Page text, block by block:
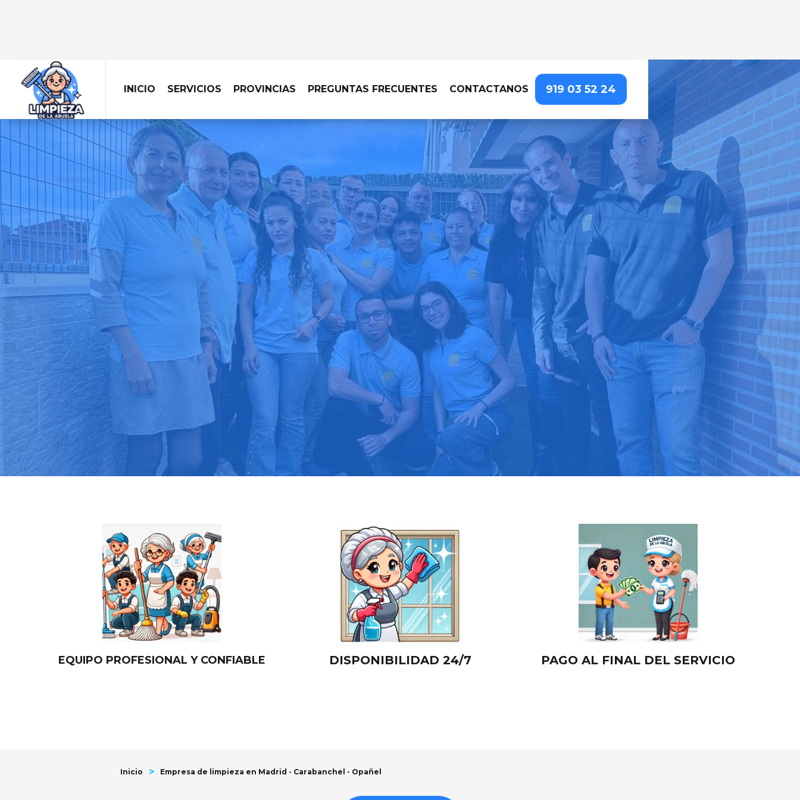
INICIO SERVICIOS PROVINCIAS PREGUNTAS FRECUENTES CONTACTANOS 919 03 52 24
EMPRESA DE LIMPIEZA EN MADRID - CARABANCHEL - OPAÑEL
Llevamos la limpieza profesional hasta tu puerta, para que puedas
centrarte en lo que realmente importa
Pide tu presupuesto gratis
Llama hoy: 919 03 52 24
Más de 1000 clientes confían en nosotros ⭐⭐⭐⭐⭐
EQUIPO PROFESIONAL Y CONFIABLE DISPONIBILIDAD 24/7 PAGO AL FINAL DEL SERVICIO
Inicio > Empresa de limpieza en Madrid - Carabanchel - Opañel